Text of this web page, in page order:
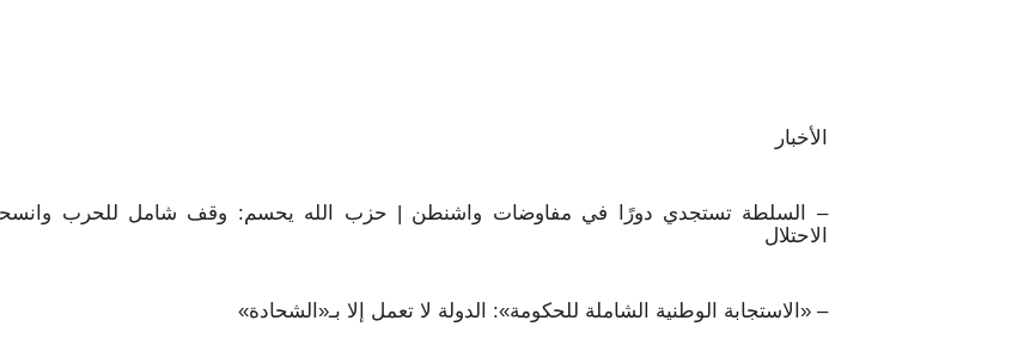
الأخبار
– السلطة تستجدي دورًا في مفاوضات واشنطن | حزب الله يحسم: وقف شامل للحرب
الاحتلال
– «الاستجابة الوطنية الشاملة للحكومة»: الدولة لا تعمل إلا بـ«الشحادة»